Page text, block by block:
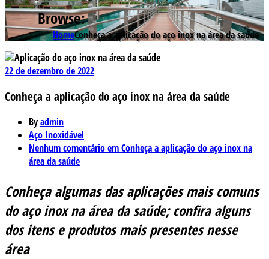
Browse:
HomeConheça a aplicação do aço inox na área da saúde
22 de dezembro de 2022
Conheça a aplicação do aço inox na área da saúde
Byadmin
Aço Inoxidável
Nenhum comentárioem Conheça a aplicação do aço inox na
área da saúde
Conheça algumas das aplicações mais comuns
do aço inox na área da saúde; confira alguns
dos itens e produtos mais presentes nesse
área